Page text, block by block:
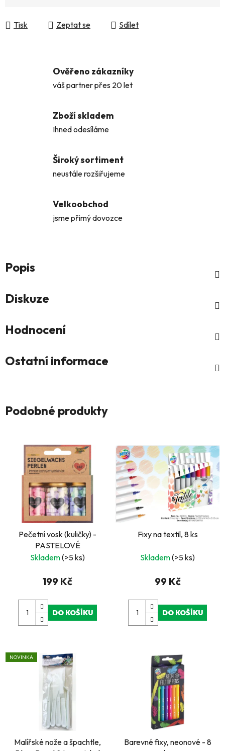
Tisk
Zeptat se Sdílet
Ověřeno zákazníky
váš partner přes 20 let
Zboží skladem
Ihned odesíláme
Široký sortiment
neustále rozšiřujeme
Velkoobchod
jsme přimý dovozce
Popis
Diskuze
Hodnocení
Ostatní informace
Podobné produkty
Pečetní vosk (kuličky) -
PASTELOVÉ
Skladem(>5 ks)
199 Kč
DO KOŠÍKU
Fixy na textil, 8 ks
Skladem(>5 ks)
99 Kč
DO KOŠÍKU
NOVINKA
Malířské nože a špachtle,
Barevné fixy, neonové - 8